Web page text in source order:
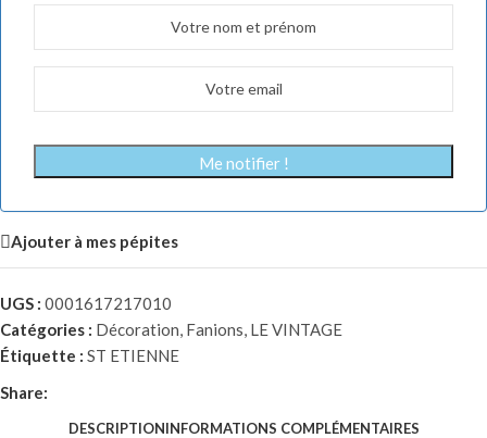
Me notifier !
Ajouter à mes pépites
UGS : 0001617217010
Catégories : Décoration, Fanions, LE VINTAGE
Étiquette : ST ETIENNE
Share:
DESCRIPTIONINFORMATIONS COMPLÉMENTAIRES